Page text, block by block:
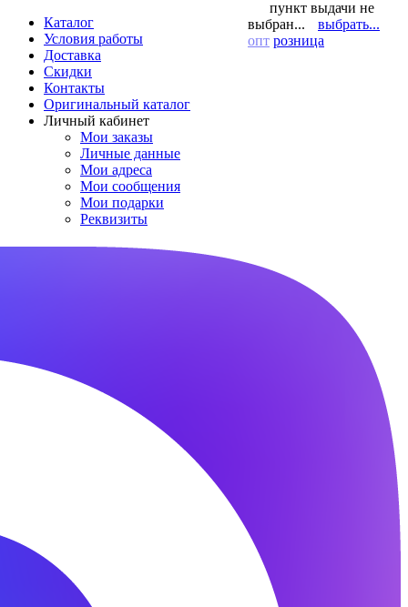
Каталог
Условия работы
Доставка
Скидки
Контакты
Оригинальный каталог
Личный кабинет
Мои заказы
Личные данные
Мои адреса
Мои сообщения
Мои подарки
Реквизиты
пункт выдачи не
выбран...
выбрать...
опт розница